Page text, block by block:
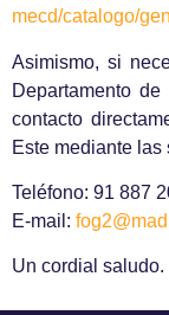
mecd/catalogo/
Asimismo, si
Departamento
contacto
Este mediante las
Teléfono: 91 887
E-mail:
Un cordial saludo.